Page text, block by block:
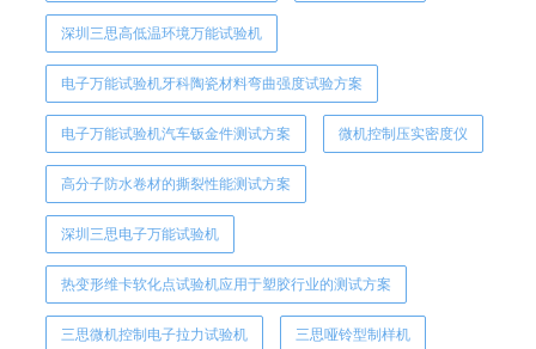
深圳三思高低温环境万能试验机
电子万能试验机牙科陶瓷材料弯曲强度试验方案
电子万能试验机汽车钣金件测试方案 微机控制压实密度仪
高分子防水卷材的撕裂性能测试方案
深圳三思电子万能试验机
热变形维卡软化点试验机应用于塑胶行业的测试方案
三思微机控制电子拉力试验机 三思哑铃型制样机